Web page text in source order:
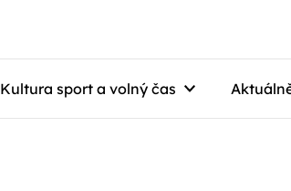
Kultura sport a volný čas